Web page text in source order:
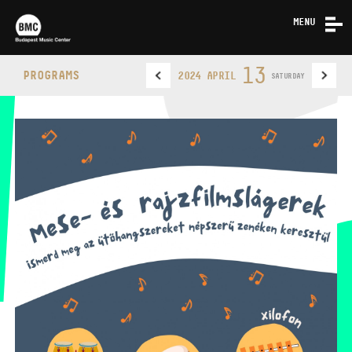
MENU
CONTACT
BUDAPEST MUSIC CENTER PHONE
TICKET OFFICE
OPENING HOURS
PROGRAMS 2024 APRIL 13 SATURDAY